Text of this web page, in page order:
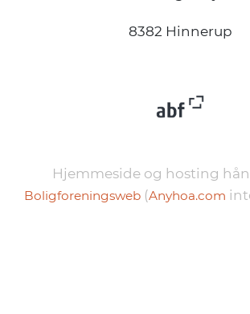
8382 Hinnerup
Hjemmeside og hosting
Boligforeningsweb (Anyhoa.com